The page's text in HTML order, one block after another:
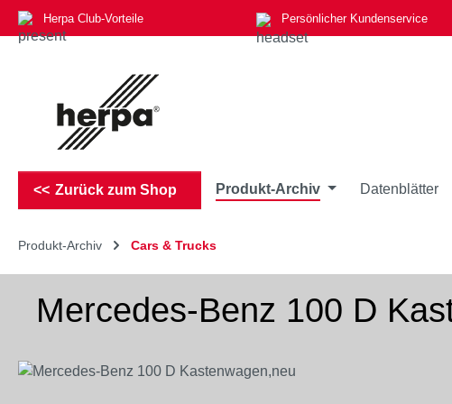
Hauptinhalt springen
Zur Suche springen
Zur Hauptnavigation springen
Herpa Club-Vorteile Persönlicher Kundenservice
Zurück zum Shop Produkt-Archiv Datenblätter
Produkt-Archiv Cars & Trucks
Mercedes-Benz 100 D
Bildergalerie überspringen